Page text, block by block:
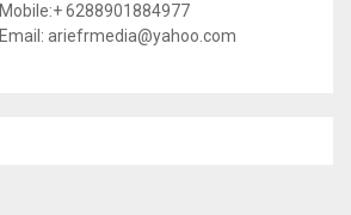
Mobile:+ 6288901884977
Email: ariefrmedia@yahoo.com